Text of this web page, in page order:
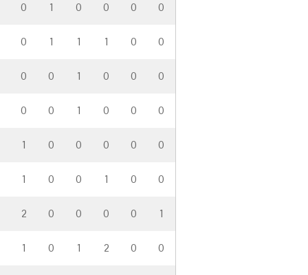
0 1 0 0 0 0
0 1 1 1 0 0
0 0 1 0 0 0
0 0 1 0 0 0
1 0 0 0 0 0
1 0 0 1 0 0
2 0 0 0 0 1
1 0 1 2 0 0